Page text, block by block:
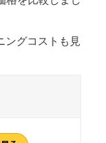
ングコストも見